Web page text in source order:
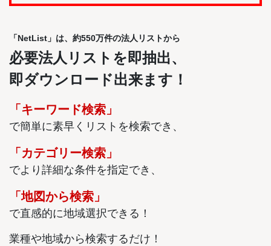
「NetList」は、約550万件の法人リストから
必要法人リストを即抽出、
即ダウンロード出来ます！
「キーワード検索」
で簡単に素早くリストを検索でき、
「カテゴリー検索」
でより詳細な条件を指定でき、
「地図から検索」
で直感的に地域選択できる！
業種や地域から検索するだけ！